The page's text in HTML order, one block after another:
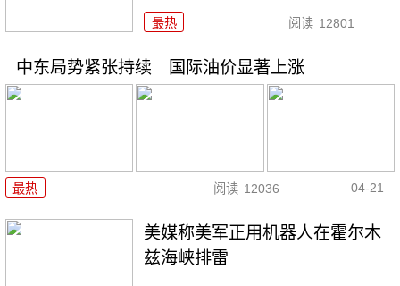
最热 阅读 12801
中东局势紧张持续 国际油价显著上涨
最热 阅读 12036 04-21
美媒称美军正用机器人在霍尔木
兹海峡排雷